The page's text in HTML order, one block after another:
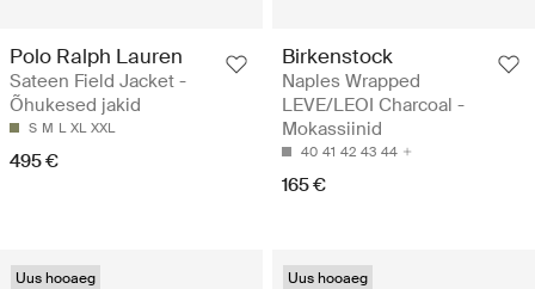
Polo Ralph Lauren
Sateen Field Jacket -
Õhukesed jakid
S M L XL XXL
495 €
Birkenstock
Naples Wrapped
LEVE/LEOI Charcoal -
Mokassiinid
40 41 42 43 44
165 €
Uus hooaeg Uus hooaeg